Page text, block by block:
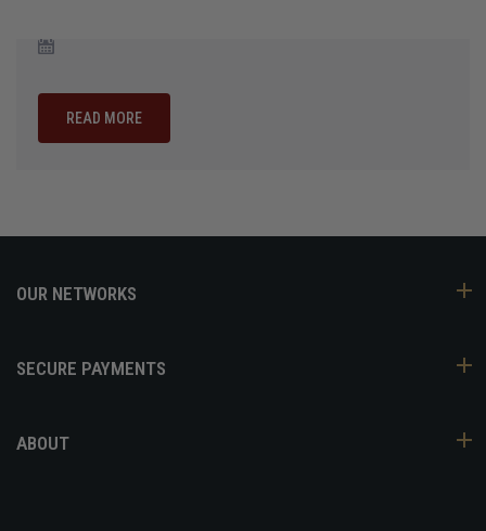
READ MORE
OUR NETWORKS
SECURE PAYMENTS
ABOUT